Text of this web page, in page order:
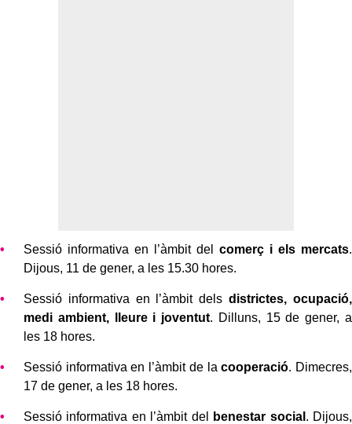
Sessió informativa en l’àmbit del comerç i els mercats.
Dijous, 11 de gener, a les 15.30 hores.
Sessió informativa en l’àmbit delsdistrictes, ocupació,
medi ambient, lleure i joventut. Dilluns, 15 de gener, a
les 18 hores.
Sessió informativa en l’àmbit de lacooperació. Dimecres,
17 de gener, a les 18 hores.
Sessió informativa en l’àmbit del benestar social . Dijous,